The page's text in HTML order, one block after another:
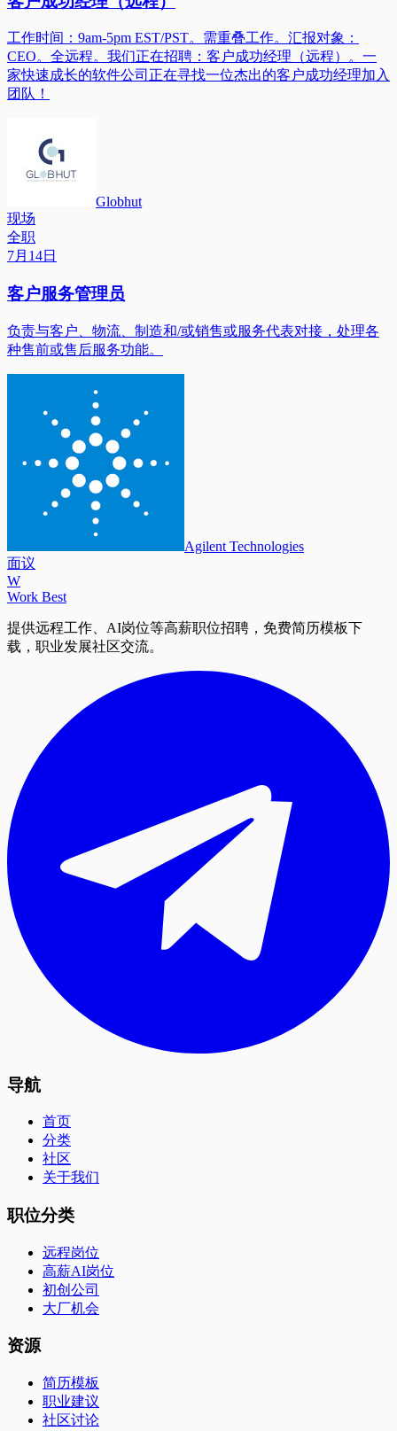
工作时间：9am-5pm EST/PST。需重叠工作。汇报对象：
CEO。全远程。我们正在招聘：客户成功经理（远程）。一
家快速成长的软件公司正在寻找一位杰出的客户成功经理加入
团队！
Globhut
现场
全职
7月14日
客户服务管理员
负责与客户、物流、制造和/或销售或服务代表对接，处理各
种售前或售后服务功能。
Agilent Technologies
面议
W
Work Best
提供远程工作、AI岗位等高薪职位招聘，免费简历模板下
载，职业发展社区交流。
导航
首页
分类
社区
关于我们
职位分类
远程岗位
高薪AI岗位
初创公司
大厂机会
资源
简历模板
职业建议
社区讨论